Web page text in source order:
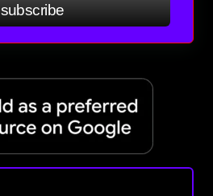
subscribe